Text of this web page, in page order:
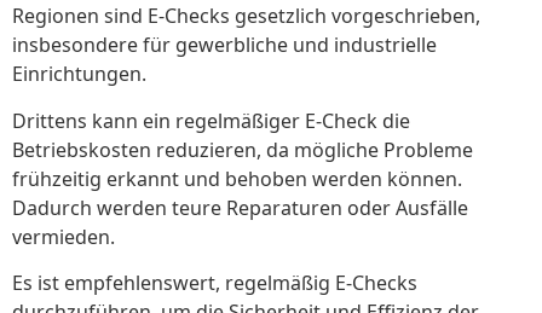
Regionen sind E-Checks gesetzlich vorgeschrieben,
insbesondere für gewerbliche und industrielle
Einrichtungen.
Drittens kann ein regelmäßiger E-Check die
Betriebskosten reduzieren, da mögliche Probleme
frühzeitig erkannt und behoben werden können.
Dadurch werden teure Reparaturen oder Ausfälle
vermieden.
Es ist empfehlenswert, regelmäßig E-Checks